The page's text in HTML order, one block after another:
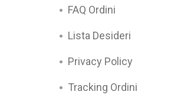
FAQ Ordini
Lista Desideri
Privacy Policy
Tracking Ordini